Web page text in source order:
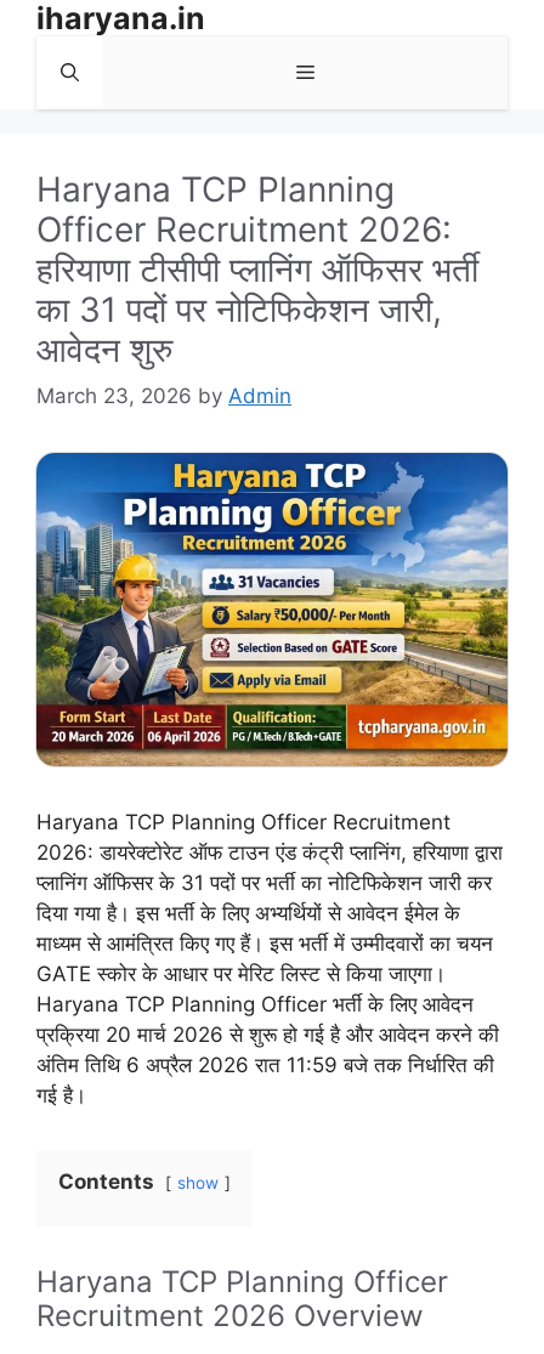
Skip
content
iharyana.in
Menu
Haryana TCP Planning
Officer Recruitment 2026:
हरियाणा टीसीपी प्लानिंग ऑफिसर भर्ती
का 31 पदों पर नोटिफिकेशन जारी,
आवेदन शुरु
March 23, 2026 by Admin
Haryana TCP Planning Officer Recruitment
2026: डायरेक्टोरेट ऑफ टाउन एंड कंट्री प्लानिंग, हरियाणा द्वारा
प्लानिंग ऑफिसर के 31 पदों पर भर्ती का नोटिफिकेशन जारी कर
दिया गया है। इस भर्ती के लिए अभ्यर्थियों से आवेदन ईमेल के
माध्यम से आमंत्रित किए गए हैं। इस भर्ती में उम्मीदवारों का चयन
GATE स्कोर के आधार पर मेरिट लिस्ट से किया जाएगा।
Haryana TCP Planning Officer भर्ती के लिए आवेदन
प्रक्रिया 20 मार्च 2026 से शुरू हो गई है और आवेदन करने की
अंतिम तिथि 6 अप्रैल 2026 रात 11:59 बजे तक निर्धारित की
गई है।
Contents show
Haryana TCP Planning Officer
Recruitment 2026 Overview